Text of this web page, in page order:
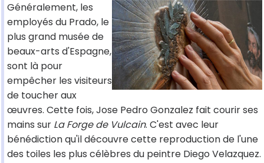
Généralement, les
employés du Prado, le
plus grand musée de
beaux-arts d'Espagne,
sont là pour
empêcher les visiteurs
de toucher aux
œuvres. Cette fois, Jose Pedro Gonzalez fait courir ses
mains sur La Forge de Vulcain. C'est avec leur
bénédiction qu'il découvre cette reproduction de l'une
des toiles les plus célèbres du peintre Diego Velazquez.